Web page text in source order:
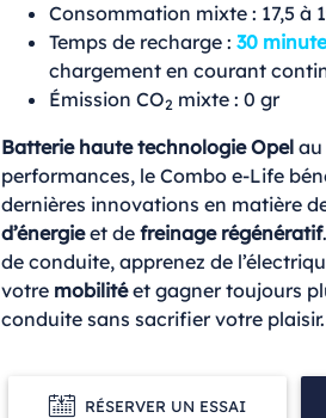
Consommation mixte : 17,5 à
Temps de recharge : 30
chargement en courant
Émission CO2 mixte : 0 gr
Batterie haute technologie Opel
performances, le Combo e-Life
dernières innovations en matière
d’énergieet de freinage régénératif
de conduite, apprenez de
votre mobilitéet gagner toujours
conduite sans sacrifier votre plaisir.
RÉSERVER UN ESSAI